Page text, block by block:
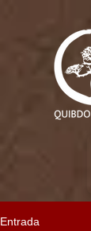
Entrada